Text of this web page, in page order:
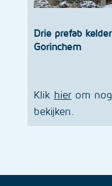
Drie prefab
Gorinchem
Klik hierom nog
bekijken.